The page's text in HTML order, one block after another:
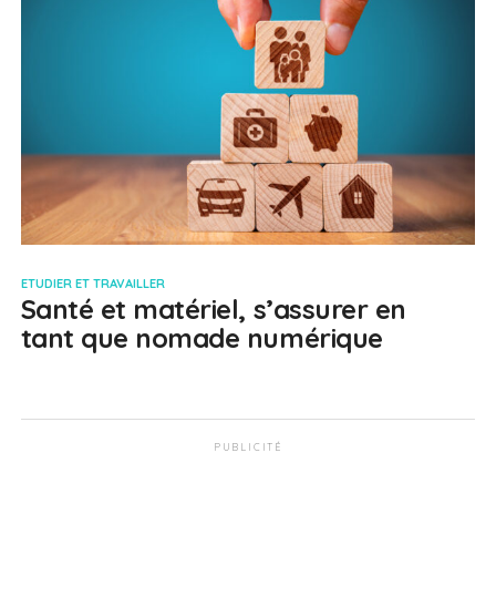
ETUDIER ET TRAVAILLER
Santé et matériel, s’assurer en
tant que nomade numérique
PUBLICITÉ